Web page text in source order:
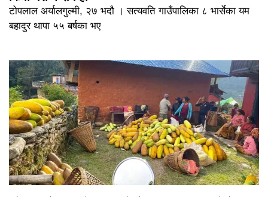
टोपलाल अर्यालगुल्मी, २७ भदौ । सत्यवति गाउँपालिका ८ भार्सेका यम
बहादुर थापा ५५ बर्षका भए